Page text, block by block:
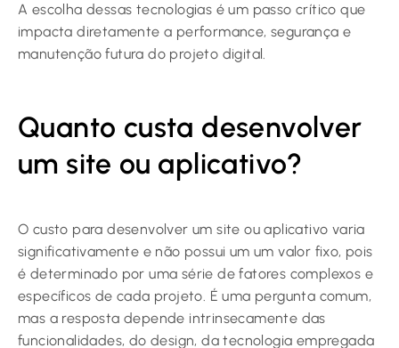
A escolha dessas tecnologias é um passo crítico que
impacta diretamente a performance, segurança e
manutenção futura do projeto digital.
Quanto custa desenvolver
um site ou aplicativo?
O custo para desenvolver um site ou aplicativo varia
significativamente e não possui um um valor fixo, pois
é determinado por uma série de fatores complexos e
específicos de cada projeto. É uma pergunta comum,
mas a resposta depende intrinsecamente das
funcionalidades, do design, da tecnologia empregada